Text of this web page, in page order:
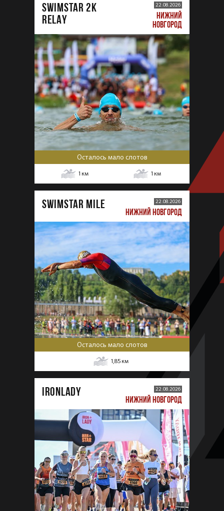
SWIMSTAR 2K
RELAY
22.08.2026
НИЖНИЙ
НОВГОРОД
Осталось мало слотов
1 км 1 км
SWIMSTAR MILE 22.08.2026
НИЖНИЙ НОВГОРОД
Осталось мало слотов
1,85 км
IRONLADY 22.08.2026
НИЖНИЙ НОВГОРОД